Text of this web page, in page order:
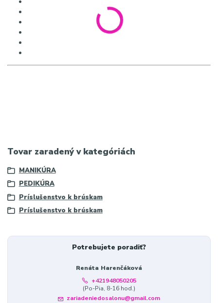
odsávanie prachu na nechty
filtračné vrecká na manikúru
profesionálna brúska na nechty
Tovar zaradený v kategóriách
MANIKÚRA
PEDIKÚRA
Príslušenstvo k brúskam
Príslušenstvo k brúskam
Potrebujete poradiť?
Renáta Harenčáková
+421948050205
(Po-Pia, 8-16 hod.)
zariadeniedosalonu@gmail.com